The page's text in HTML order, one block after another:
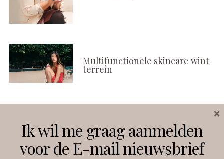
Multifunctionele skincare wint
terrein
Instagram Facebook
Ik wil me graag aanmelden
voor de E-mail nieuwsbrief
×